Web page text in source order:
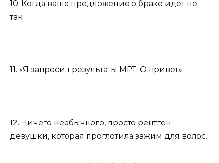
10. Когда ваше предложение о браке идет не
так:
11. «Я запросил результаты МРТ. О привет».
12. Ничего необычного, просто рентген
девушки, которая проглотила зажим для волос.